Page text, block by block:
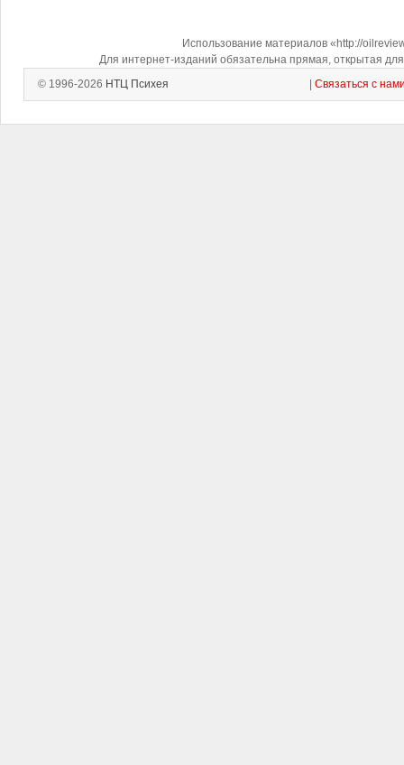
Использование материалов «http://
Для интернет-изданий обязательна прямая, открытая
© 1996-2026 НТЦ Психея Связаться с